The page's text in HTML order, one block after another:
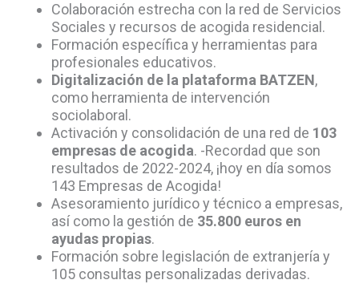
Colaboración estrecha con la red de Servicios
Sociales y recursos de acogida residencial.
Formación específica y herramientas para
profesionales educativos.
Digitalización de la plataforma BATZEN,
como herramienta de intervención
sociolaboral.
Activación y consolidación de una red de 103
empresas de acogida. -Recordad que son
resultados de 2022-2024, ¡hoy en día somos
143 Empresas de Acogida!
Asesoramiento jurídico y técnico a empresas,
así como la gestión de 35.800 euros en
ayudas propias.
Formación sobre legislación de extranjería y
105 consultas personalizadas derivadas.